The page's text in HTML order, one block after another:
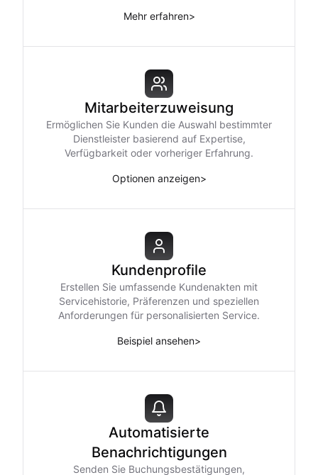
Mehr erfahren>
Mitarbeiterzuweisung
Ermöglichen Sie Kunden die Auswahl bestimmter
Dienstleister basierend auf Expertise,
Verfügbarkeit oder vorheriger Erfahrung.
Optionen anzeigen>
Kundenprofile
Erstellen Sie umfassende Kundenakten mit
Servicehistorie, Präferenzen und speziellen
Anforderungen für personalisierten Service.
Beispiel ansehen>
Automatisierte
Benachrichtigungen
Senden Sie Buchungsbestätigungen,